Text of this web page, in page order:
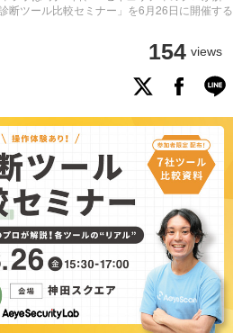
断ツール比較セミナー」を6月26日に開催する
154 views